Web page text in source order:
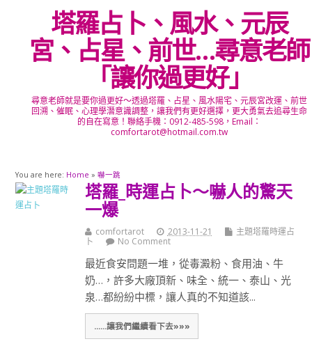
塔羅占卜、風水、元辰
宮、占星、前世…尋意老師
「讓你過更好」
尋意老師就是要你過更好～透過塔羅、占星、風水陽宅、元辰宮改運、前世
回溯、催眠、心理學潛意識調整，讓我們有更好選擇，更大勇氣去追尋生命
的自在寫意！聯絡手機：0912-485-598，Email：
comfortarot@hotmail.com.tw
You are here: Home » 嚇一跳
塔羅_時運占卜～嚇人的驚天
一爆
comfortarot 2013-11-21
主題塔羅時運占
卜
No Comment
最近食安問題一堆，從毒澱粉、食用油、牛
奶…，許多大廠頂新、味全、統一、泰山、光
泉…都紛紛中標，讓人真的不知道該...
......讓我們繼續看下去»»»